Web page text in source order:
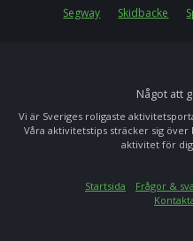
Segway Skidbacke
Något att
Vi är Sveriges roligaste
Våra aktivitetstips sträcker sig
aktivitet för
Startsida Frågor &